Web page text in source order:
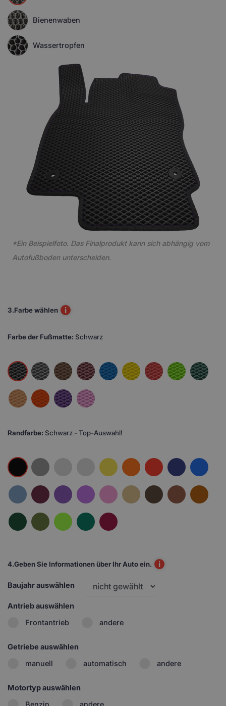
Bienenwaben
Wassertropfen
*Ein Beispielfoto. Das Finalprodukt kann sich abhängig vom
Autofußboden unterscheiden.
3.Farbe wählen i
Farbe der Fußmatte: Schwarz
Randfarbe: Schwarz - Top-Auswahl!
4.Geben Sie Informationen über Ihr Auto ein. i
Baujahr auswählen
Antrieb auswählen
Frontantrieb
andere
Getriebe auswählen
manuell
automatisch andere
Motortyp auswählen